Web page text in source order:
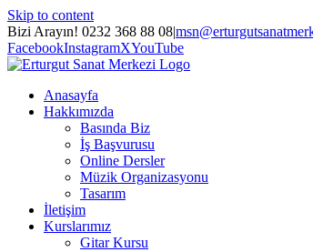
Skip to content
Bizi Arayın! 0232 368 88 08|
FacebookInstagramXYouTube
Anasayfa
Hakkımızda
Basında Biz
İş Başvurusu
Online Dersler
Müzik Organizasyonu
Tasarım
İletişim
Kurslarımız
Gitar Kursu